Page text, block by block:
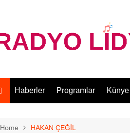
Haberler Programlar Künye
Home HAKAN ÇEĞİL